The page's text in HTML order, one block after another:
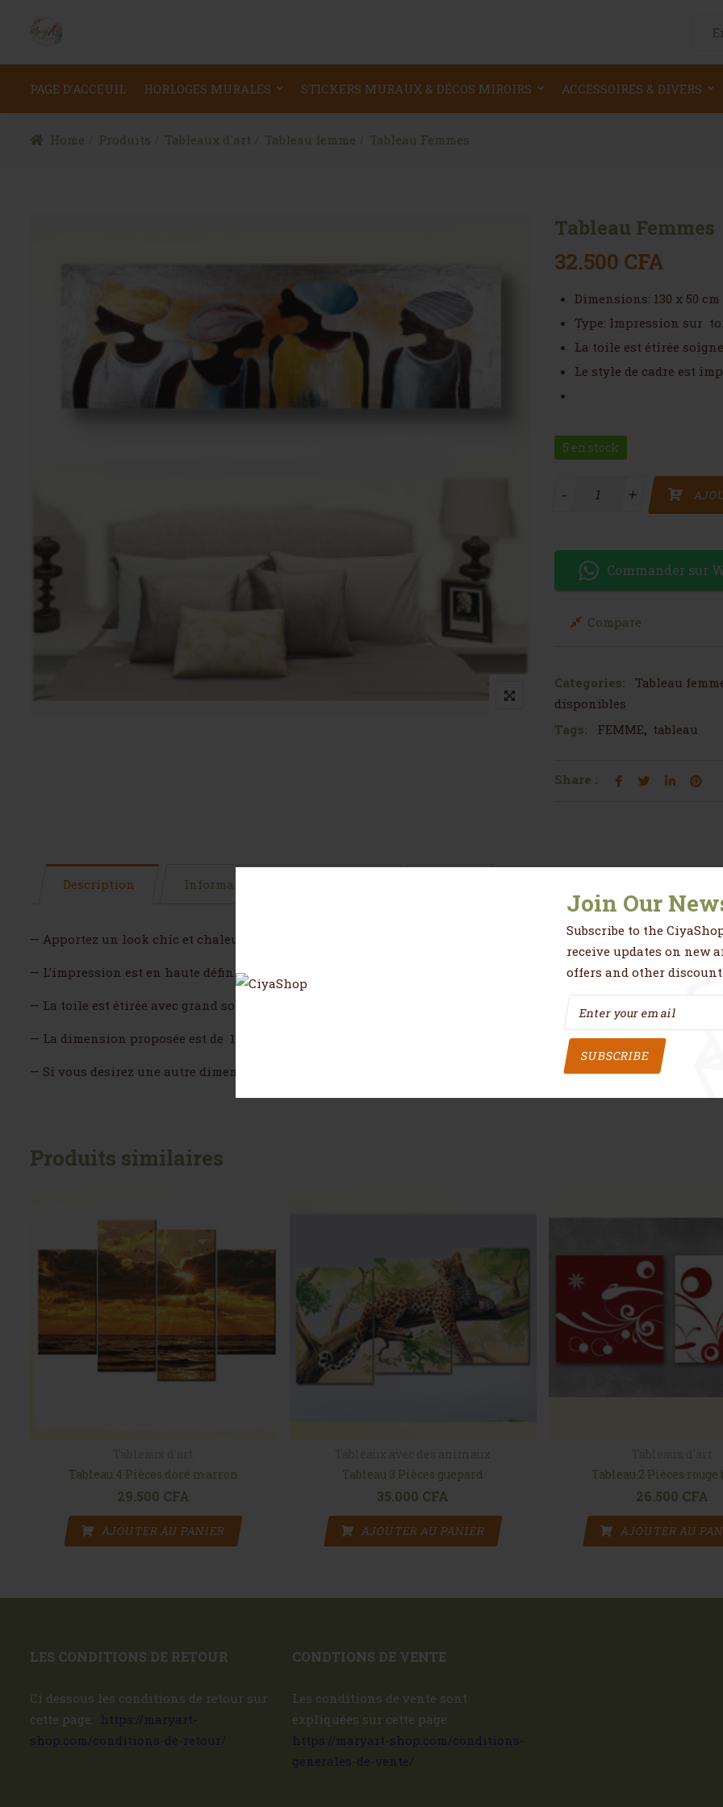
Join Our
Subscribe to the
receive updates on new
offers and other
SUBSCRIBE
PAGE D’ACCEUIL HORLOGES MURALES STICKERS MURAUX & DÉCOS MIROIRS ACCESSOIRES & DIVERS
Home Produits Tableaux d'art Tableau femme Tableau Femmes
Tableau Femmes
32.500 CFA
Dimensions: 130 x 50 cm
Type: Impression sur
La toile est étirée
Le style de cadre est
5 en stock
quantité de Tableau
+
-
Commander sur
Compare
Categories:
Tableau
disponibles
Tags:
FEMME, tableau
Share :
Description Informations complémentaires
— Apportez un look chic et chaleureux à votre maison avec ce tableau moderne imprimé sur toile.
— L’impression est en haute définition faite sur du tissu canvas tres resistant.
— La toile est étirée avec grand soin à la main sur un châssis en bois d’une épaisseur de 3 cm à 5 cm selon la
— La dimension proposée est de 130 x 50
— Si vous desirez une autre dimension c’est possible.
Produits similaires
Tableau 4 Pièces doré marron
29.500 CFA
AJOUTER AU PANIER
Tableau 3 Pièces guepard
35.000 CFA
AJOUTER AU PANIER
Tableau 2 Pièces
26.500 CFA
AJOUTER AU
LES CONDITIONS DE RETOUR
Ci dessous les conditions de retour sur
cette page: https://maryart-
shop.com/conditions-de-retour/
CONDTIONS DE VENTE
Les conditions de vente sont
expliquées sur cette page
https://maryart-shop.com/conditions-
generales-de-vente/